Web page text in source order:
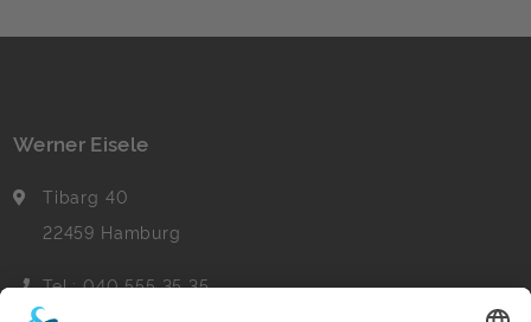
Werner Eisele
Tibarg 40
22459 Hamburg
Tel.: 040 555 35 35